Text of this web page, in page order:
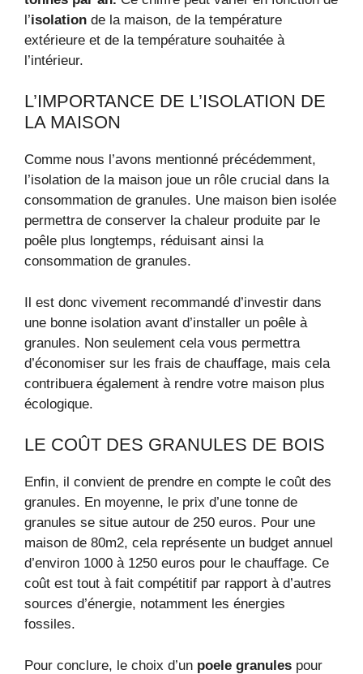
l’isolation de la maison, de la température
extérieure et de la température souhaitée à
l’intérieur.
L’IMPORTANCE DE L’ISOLATION DE
LA MAISON
Comme nous l’avons mentionné précédemment,
l’isolation de la maison joue un rôle crucial dans la
consommation de granules. Une maison bien isolée
permettra de conserver la chaleur produite par le
poêle plus longtemps, réduisant ainsi la
consommation de granules.
Il est donc vivement recommandé d’investir dans
une bonne isolation avant d’installer un poêle à
granules. Non seulement cela vous permettra
d’économiser sur les frais de chauffage, mais cela
contribuera également à rendre votre maison plus
écologique.
LE COÛT DES GRANULES DE BOIS
Enfin, il convient de prendre en compte le coût des
granules. En moyenne, le prix d’une tonne de
granules se situe autour de 250 euros. Pour une
maison de 80m2, cela représente un budget annuel
d’environ 1000 à 1250 euros pour le chauffage. Ce
coût est tout à fait compétitif par rapport à d’autres
sources d’énergie, notamment les énergies
fossiles.
Pour conclure, le choix d’un poele granules pour